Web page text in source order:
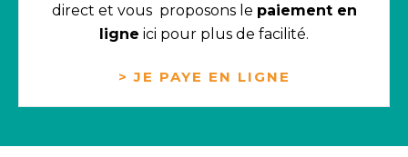
direct et vous proposons le paiement en
ligne ici pour plus de facilité.
> JE PAYE EN LIGNE